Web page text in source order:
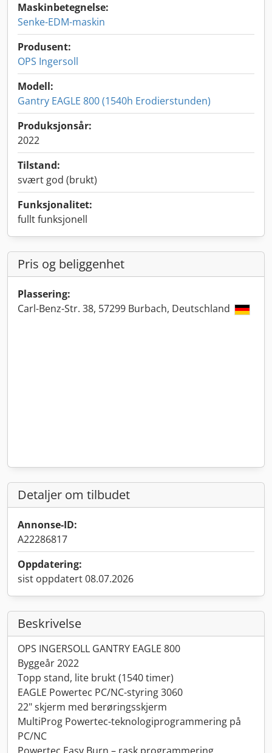
Maskinbetegnelse:
Senke-EDM-maskin
Produsent:
OPS Ingersoll
Modell:
Gantry EAGLE 800 (1540h Erodierstunden)
Produksjonsår:
2022
Tilstand:
svært god (brukt)
Funksjonalitet:
fullt funksjonell
Pris og beliggenhet
Plassering:
Carl-Benz-Str. 38, 57299 Burbach, Deutschland
Detaljer om tilbudet
Annonse-ID:
A22286817
Oppdatering:
sist oppdatert 08.07.2026
Beskrivelse
OPS INGERSOLL GANTRY EAGLE 800
Byggeår 2022
Topp stand, lite brukt (1540 timer)
EAGLE Powertec PC/NC-styring 3060
22" skjerm med berøringsskjerm
MultiProg Powertec-teknologiprogrammering på
PC/NC